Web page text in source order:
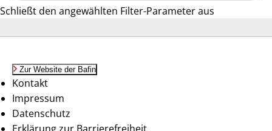
Schließt den angewählten Filter-Parameter aus
Zur Website der Bafin
Kontakt
Impressum
Datenschutz